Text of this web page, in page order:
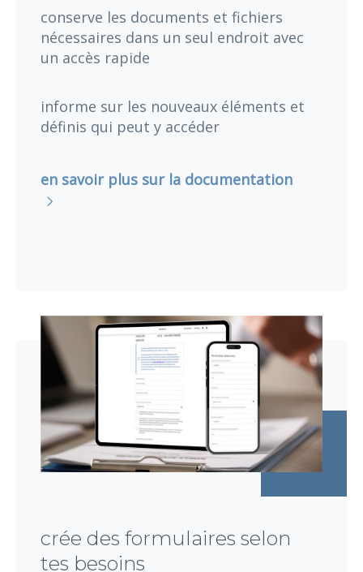
conserve les documents et fichiers
nécessaires dans un seul endroit avec
un accès rapide
informe sur les nouveaux éléments et
définis qui peut y accéder
en savoir plus sur la documentation
crée des formulaires selon
tes besoins